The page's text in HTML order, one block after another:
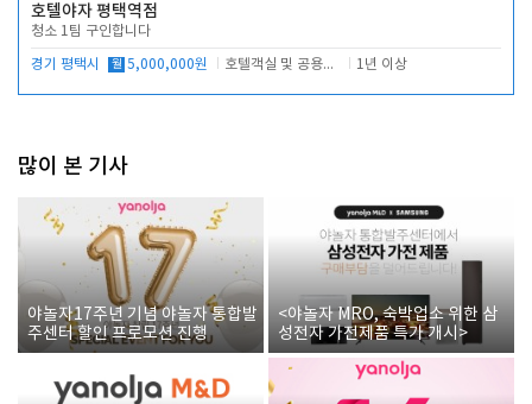
호텔야자 평택역점
청소 1팀 구인합니다
경기 평택시 월 5,000,000원 호텔객실 및 공용시설 청소 관리 1년 이상
많이 본 기사
야놀자17주년 기념 야놀자 통합발
주센터 할인 프로모션 진행
<야놀자 MRO, 숙박업소 위한 삼
성전자 가전제품 특가 개시>